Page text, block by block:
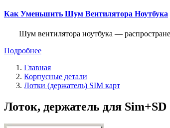
Как Уменьшить Шум Вентилятора Ноутбука
Шум вентилятора ноутбука —
Подробнее
Главная
Корпусные детали
Лотки (держатель) SIM карт
Лоток, держатель для